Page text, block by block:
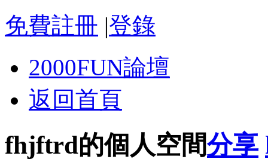
免費註冊 |登錄
2000FUN論壇
返回首頁
fhjftrd的個人空間分享